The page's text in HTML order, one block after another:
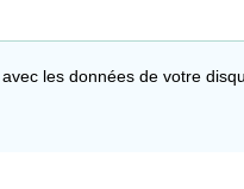
les données de votre